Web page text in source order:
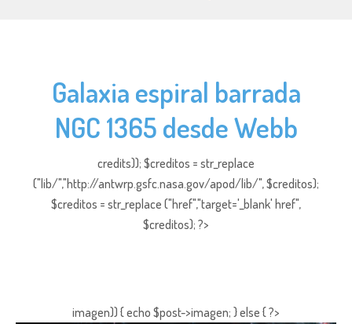
Galaxia espiral barrada
NGC 1365 desde Webb
credits)); $creditos = str_replace
("lib/","http://antwrp.gsfc.nasa.gov/apod/lib/", $creditos);
$creditos = str_replace ("href","target='_blank' href",
$creditos); ?>
imagen)) { echo $post->imagen; } else { ?>